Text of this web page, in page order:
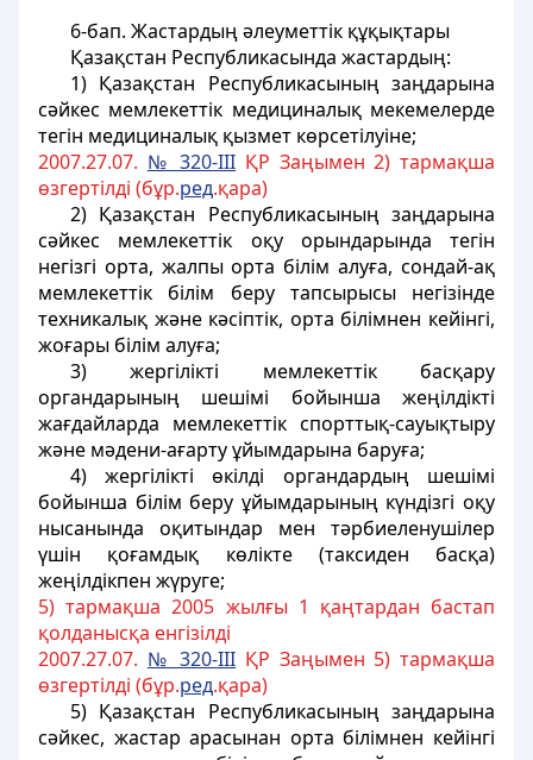
6-бап. Жастардың әлеуметтік құқықтары
Қазақстан Республикасында жастардың:
1) Қазақстан Республикасының заңдарына
сәйкес мемлекеттік медициналық мекемелерде
тегiн медициналық қызмет көрсетiлуiне;
2007.27.07. № 320-III ҚР Заңымен 2) тармақша
өзгертілді (бұр.ред.қара)
2) Қазақстан Республикасының заңдарына
сәйкес мемлекеттік оқу орындарында тегiн
негізгі орта, жалпы орта білім алуға, сондай-ақ
мемлекеттік білім беру тапсырысы негiзiнде
техникалық және кәсіптік, орта білімнен кейінгі,
жоғары білім алуға;
3) жергiлiктi мемлекеттік басқару
органдарының шешiмi бойынша жеңiлдiкті
жағдайларда мемлекеттік спорттық-сауықтыру
және мәдени-ағарту ұйымдарына баруға;
4) жергілiктi өкiлдi органдардың шешімi
бойынша білім беру ұйымдарының күндiзгi оқу
нысанында оқитындар мен тәрбиеленушiлер
үшiн қоғамдық көлікте (таксиден басқа)
жеңiлдiкпен жүруге;
5) тармақша 2005 жылғы 1 қаңтардан бастап
қолданысқа енгiзiлді
2007.27.07. № 320-III ҚР Заңымен 5) тармақша
өзгертілді (бұр.ред.қара)
5) Қазақстан Республикасының заңдарына
сәйкес, жастар арасынан орта білімнен кейінгі